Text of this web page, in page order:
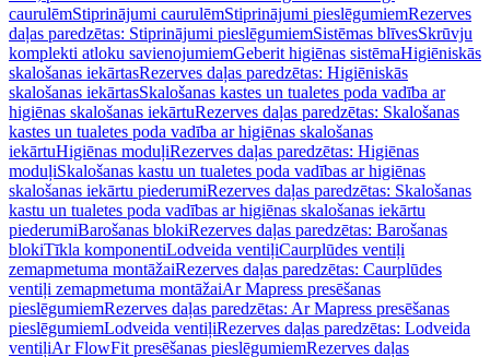
caurulēmStiprinājumi caurulēmStiprinājumi pieslēgumiemRezerves
daļas paredzētas: Stiprinājumi pieslēgumiemSistēmas blīvesSkrūvju
komplekti atloku savienojumiemGeberit higiēnas sistēmaHigiēniskās
skalošanas iekārtasRezerves daļas paredzētas: Higiēniskās
skalošanas iekārtasSkalošanas kastes un tualetes poda vadība ar
higiēnas skalošanas iekārtuRezerves daļas paredzētas: Skalošanas
kastes un tualetes poda vadība ar higiēnas skalošanas
iekārtuHigiēnas moduļiRezerves daļas paredzētas: Higiēnas
moduļiSkalošanas kastu un tualetes poda vadības ar higiēnas
skalošanas iekārtu piederumiRezerves daļas paredzētas: Skalošanas
kastu un tualetes poda vadības ar higiēnas skalošanas iekārtu
piederumiBarošanas blokiRezerves daļas paredzētas: Barošanas
blokiTīkla komponentiLodveida ventiļiCaurplūdes ventiļi
zemapmetuma montāžaiRezerves daļas paredzētas: Caurplūdes
ventiļi zemapmetuma montāžaiAr Mapress presēšanas
pieslēgumiemRezerves daļas paredzētas: Ar Mapress presēšanas
pieslēgumiemLodveida ventiļiRezerves daļas paredzētas: Lodveida
ventiļiAr FlowFit presēšanas pieslēgumiemRezerves daļas